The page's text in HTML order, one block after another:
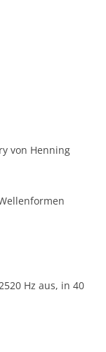
von Henning
Hz aus, in 40